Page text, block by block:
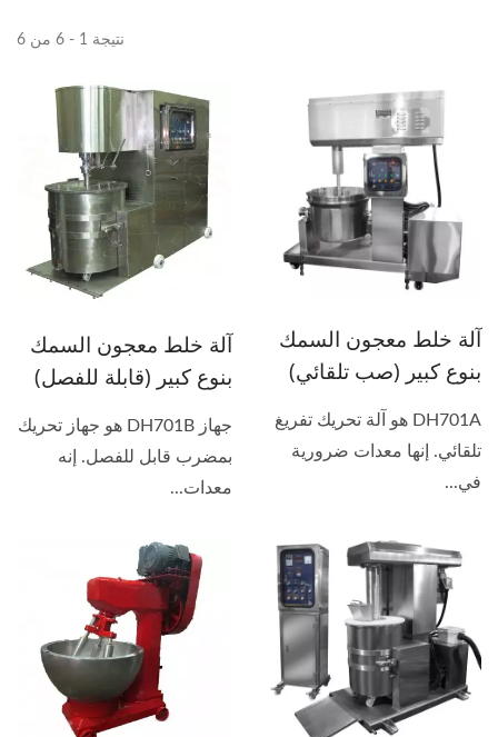
نتيجة 1 - 6 من 6
آلة خلط معجون السمك
بنوع كبير (صب تلقائي)
DH701A هو آلة تحريك تفريغ
تلقائي. إنها معدات ضرورية
في...
آلة خلط معجون السمك
بنوع كبير (قابلة للفصل)
جهاز DH701B هو جهاز تحريك
بمضرب قابل للفصل. إنه
معدات...